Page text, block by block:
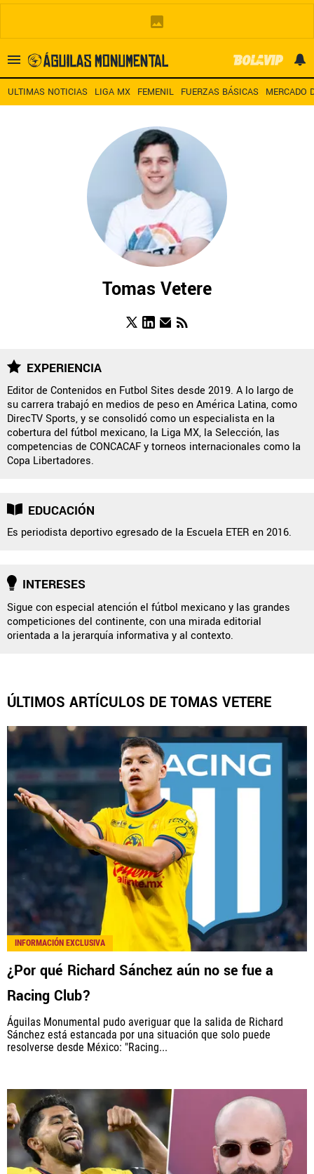
Es tendencia: Noticias América HOY Alineación América – San
ESTADIO BANORTE
MERCADO DE FICHAJES
QUIENES SOMOS | STAFF | CONTACTO
|
ESCRIBE EN ÁGUILAS MONUMENTAL
América Monumental es una sección especial del portal
Esta sección no tiene relación alguna con el club. Para visitar
el sitio oficial
haz click aquí
Términos y Condiciones
Política Editorial
América Monumental, al igual que Futbol Sites, es
ULTIMAS NOTICIAS LIGA MX FEMENIL FUERZAS BÁSICAS MERCADO
Tomas Vetere
EXPERIENCIA
Editor de Contenidos en Futbol Sites desde 2019. A lo largo de
su carrera trabajó en medios de peso en América Latina, como
DirecTV Sports, y se consolidó como un especialista en la
cobertura del fútbol mexicano, la Liga MX, la Selección, las
competencias de CONCACAF y torneos internacionales como la
Copa Libertadores.
EDUCACIÓN
Es periodista deportivo egresado de la Escuela ETER en 2016.
INTERESES
Sigue con especial atención el fútbol mexicano y las grandes
competiciones del continente, con una mirada editorial
orientada a la jerarquía informativa y al contexto.
ÚLTIMOS ARTÍCULOS DE TOMAS VETERE
INFORMACIÓN EXCLUSIVA
¿Por qué Richard Sánchez aún no se fue a
Racing Club?
Águilas Monumental pudo averiguar que la salida de Richard
Sánchez está estancada por una situación que solo puede
resolverse desde México: "Racing...